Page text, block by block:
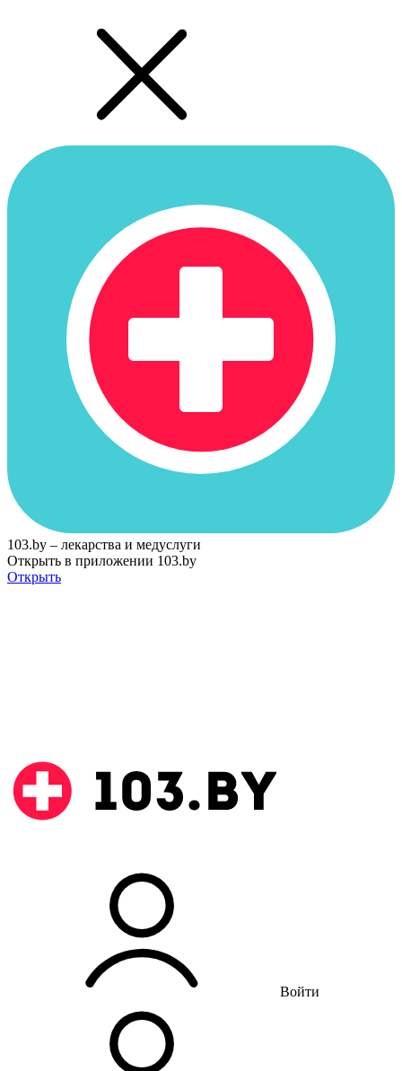
103.by – лекарства и медуслуги
Открыть в приложении 103.by
Открыть
Войти